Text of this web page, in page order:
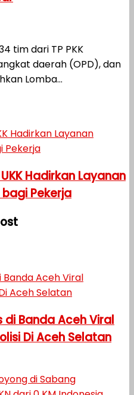
tim dari TP PKK
daerah (OPD), dan
Lomba...
Hadirkan Layanan
Pekerja
di Banda Aceh Viral
Di Aceh Selatan